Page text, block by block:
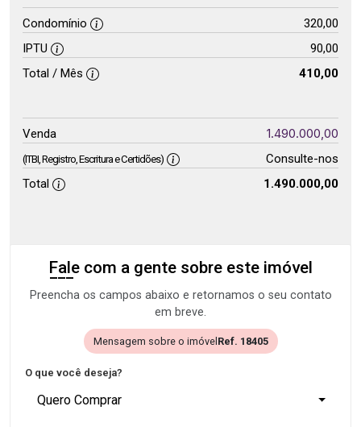
Condomínio
320,00
IPTU
90,00
Total / Mês
410,00
Venda 1.490.000,00
(ITBI, Registro, Escritura e Certidões)
Consulte-nos
Total
1.490.000,00
Fale com a gente sobre este imóvel
Preencha os campos abaixo e retornamos o seu contato
em breve.
Mensagem sobre o imóvel Ref. 18405
O que você deseja?
Quero Comprar